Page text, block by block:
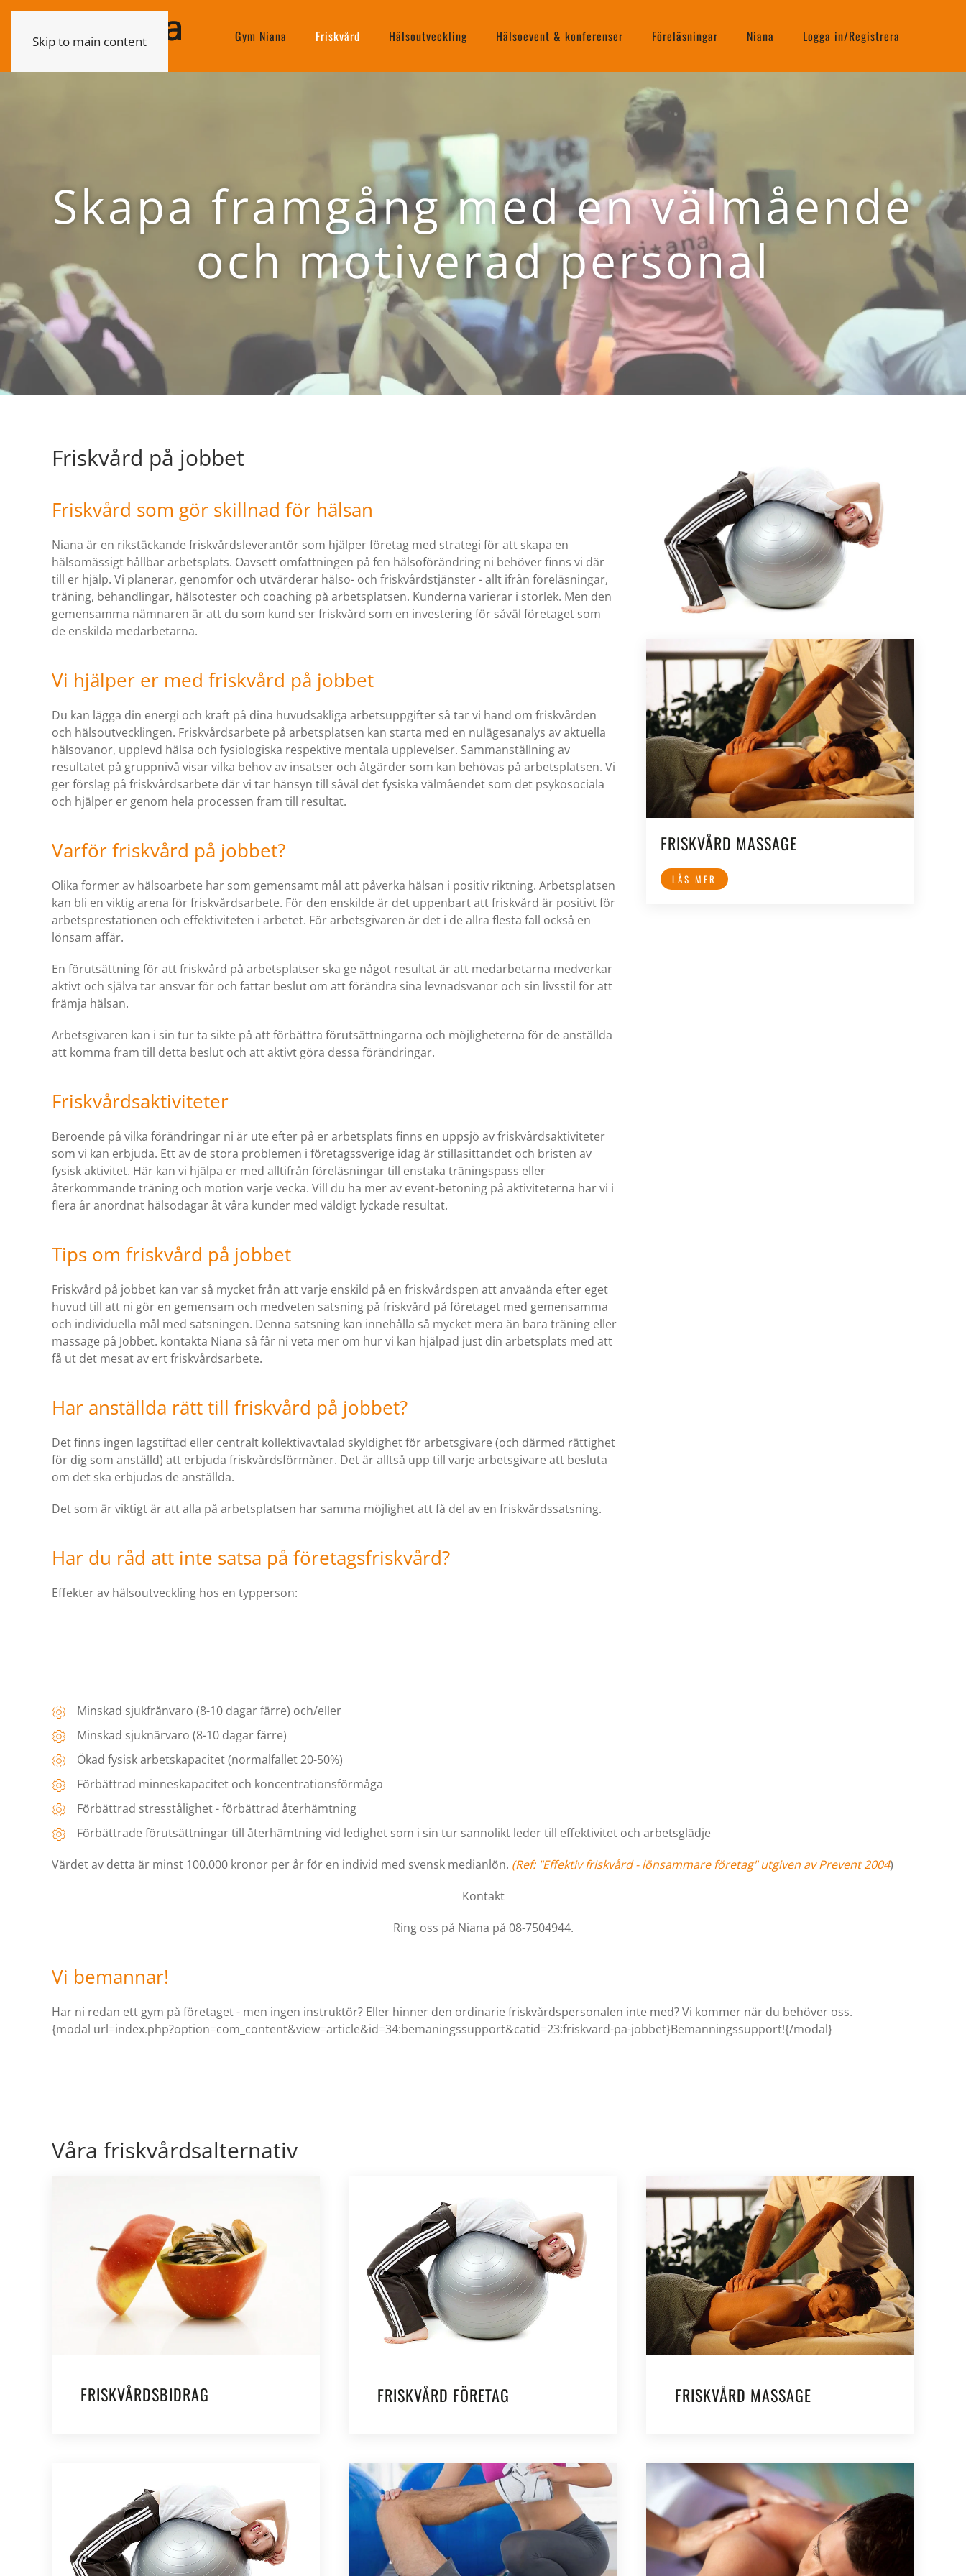
Skip to main content Gym Niana Friskvård Hälsoutveckling Hälsoevent & konferenser Föreläsningar Niana Logga in/Registrera
Skapa framgång med en välmående
och motiverad personal
Friskvård på jobbet
Friskvård som gör skillnad för hälsan
Niana är en rikstäckande friskvårdsleverantör som hjälper företag med strategi för att skapa en
hälsomässigt hållbar arbetsplats. Oavsett omfattningen på fen hälsoförändring ni behöver finns vi där
till er hjälp. Vi planerar, genomför och utvärderar hälso- och friskvårdstjänster - allt ifrån föreläsningar,
träning, behandlingar, hälsotester och coaching på arbetsplatsen. Kunderna varierar i storlek. Men den
gemensamma nämnaren är att du som kund ser friskvård som en investering för såväl företaget som
de enskilda medarbetarna.
Vi hjälper er med friskvård på jobbet
Du kan lägga din energi och kraft på dina huvudsakliga arbetsuppgifter så tar vi hand om friskvården
och hälsoutvecklingen. Friskvårdsarbete på arbetsplatsen kan starta med en nulägesanalys av aktuella
hälsovanor, upplevd hälsa och fysiologiska respektive mentala upplevelser. Sammanställning av
resultatet på gruppnivå visar vilka behov av insatser och åtgärder som kan behövas på arbetsplatsen. Vi
ger förslag på friskvårdsarbete där vi tar hänsyn till såväl det fysiska välmåendet som det psykosociala
och hjälper er genom hela processen fram till resultat.
Varför friskvård på jobbet?
Olika former av hälsoarbete har som gemensamt mål att påverka hälsan i positiv riktning. Arbetsplatsen
kan bli en viktig arena för friskvårdsarbete. För den enskilde är det uppenbart att friskvård är positivt för
arbetsprestationen och effektiviteten i arbetet. För arbetsgivaren är det i de allra flesta fall också en
lönsam affär.
En förutsättning för att friskvård på arbetsplatser ska ge något resultat är att medarbetarna medverkar
aktivt och själva tar ansvar för och fattar beslut om att förändra sina levnadsvanor och sin livsstil för att
främja hälsan.
Arbetsgivaren kan i sin tur ta sikte på att förbättra förutsättningarna och möjligheterna för de anställda
att komma fram till detta beslut och att aktivt göra dessa förändringar.
Friskvårdsaktiviteter
Beroende på vilka förändringar ni är ute efter på er arbetsplats finns en uppsjö av friskvårdsaktiviteter
som vi kan erbjuda. Ett av de stora problemen i företagssverige idag är stillasittandet och bristen av
fysisk aktivitet. Här kan vi hjälpa er med alltifrån föreläsningar till enstaka träningspass eller
återkommande träning och motion varje vecka. Vill du ha mer av event-betoning på aktiviteterna har vi i
flera år anordnat hälsodagar åt våra kunder med väldigt lyckade resultat.
Tips om friskvård på jobbet
Friskvård på jobbet kan var så mycket från att varje enskild på en friskvårdspen att anvaända efter eget
huvud till att ni gör en gemensam och medveten satsning på friskvård på företaget med gemensamma
och individuella mål med satsningen. Denna satsning kan innehålla så mycket mera än bara träning eller
massage på Jobbet. kontakta Niana så får ni veta mer om hur vi kan hjälpad just din arbetsplats med att
få ut det mesat av ert friskvårdsarbete.
Har anställda rätt till friskvård på jobbet?
Det finns ingen lagstiftad eller centralt kollektivavtalad skyldighet för arbetsgivare (och därmed rättighet
för dig som anställd) att erbjuda friskvårdsförmåner. Det är alltså upp till varje arbetsgivare att besluta
om det ska erbjudas de anställda.
Det som är viktigt är att alla på arbetsplatsen har samma möjlighet att få del av en friskvårdssatsning.
Har du råd att inte satsa på företagsfriskvård?
Effekter av hälsoutveckling hos en typperson:
FRISKVÅRD MASSAGE
LÄS MER
Minskad sjukfrånvaro (8-10 dagar färre) och/eller
Minskad sjuknärvaro (8-10 dagar färre)
Ökad fysisk arbetskapacitet (normalfallet 20-50%)
Förbättrad minneskapacitet och koncentrationsförmåga
Förbättrad stresstålighet - förbättrad återhämtning
Förbättrade förutsättningar till återhämtning vid ledighet som i sin tur sannolikt leder till effektivitet och arbetsglädje
Värdet av detta är minst 100.000 kronor per år för en individ med svensk medianlön. (Ref: "Effektiv friskvård - lönsammare företag" utgiven av Prevent 2004)
Kontakt
Ring oss på Niana på 08-7504944.
Vi bemannar!
Har ni redan ett gym på företaget - men ingen instruktör? Eller hinner den ordinarie friskvårdspersonalen inte med? Vi kommer när du behöver oss.
{modal url=index.php?option=com_content&view=article&id=34:bemaningssupport&catid=23:friskvard-pa-jobbet}Bemanningssupport!{/modal}
Våra friskvårdsalternativ
FRISKVÅRDSBIDRAG FRISKVÅRD FÖRETAG FRISKVÅRD MASSAGE